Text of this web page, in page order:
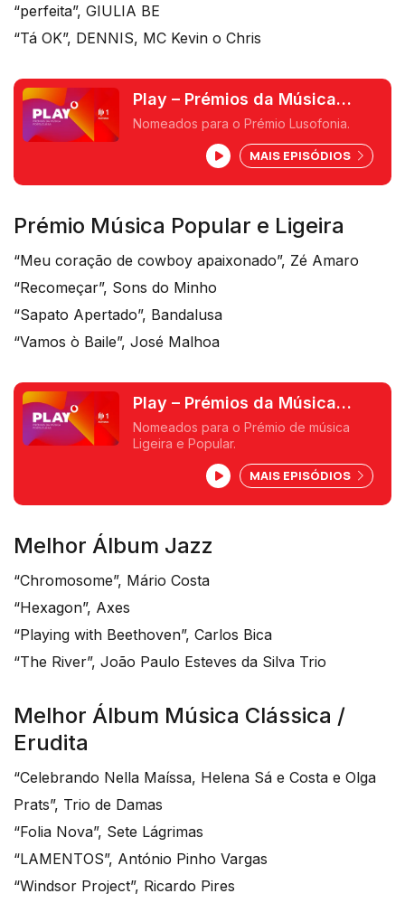
“perfeita”, GIULIA BE
“Tá OK”, DENNIS, MC Kevin o Chris
Play – Prémios da Música
Portuguesa
Nomeados para o Prémio Lusofonia.
MAIS EPISÓDIOS
Prémio Música Popular e Ligeira
“Meu coração de cowboy apaixonado”, Zé Amaro
“Recomeçar”, Sons do Minho
“Sapato Apertado”, Bandalusa
“Vamos ò Baile”, José Malhoa
Play – Prémios da Música
Portuguesa
Nomeados para o Prémio de música
Ligeira e Popular.
MAIS EPISÓDIOS
Melhor Álbum Jazz
“Chromosome”, Mário Costa
“Hexagon”, Axes
“Playing with Beethoven”, Carlos Bica
“The River”, João Paulo Esteves da Silva Trio
Melhor Álbum Música Clássica /
Erudita
“Celebrando Nella Maíssa, Helena Sá e Costa e Olga
Prats”, Trio de Damas
“Folia Nova”, Sete Lágrimas
“LAMENTOS”, António Pinho Vargas
“Windsor Project”, Ricardo Pires